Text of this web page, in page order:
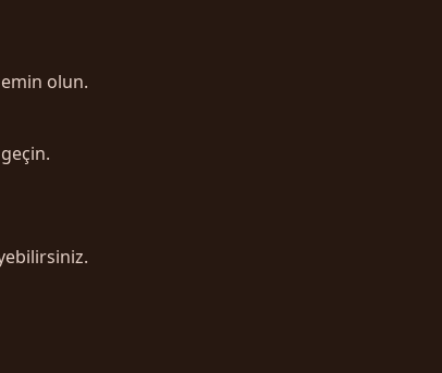
olun.